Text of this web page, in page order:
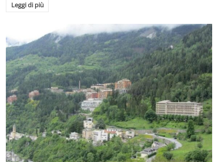
Leggi di più